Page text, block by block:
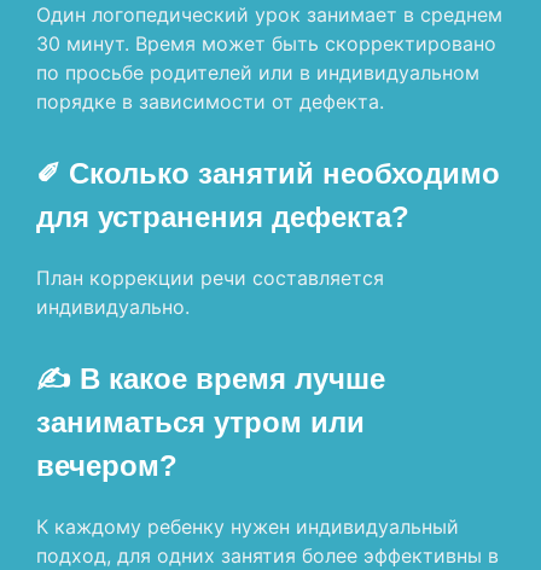
Один логопедический урок занимает в среднем
30 минут. Время может быть скорректировано
по просьбе родителей или в индивидуальном
порядке в зависимости от дефекта.
✐ Сколько занятий необходимо
для устранения дефекта?
План коррекции речи составляется
индивидуально.
✍ В какое время лучше
заниматься утром или
вечером?
К каждому ребенку нужен индивидуальный
подход, для одних занятия более эффективны в